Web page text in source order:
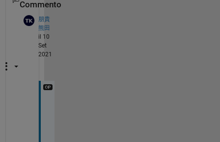
Commento
朋貴
熊田
il 10
Set
2021